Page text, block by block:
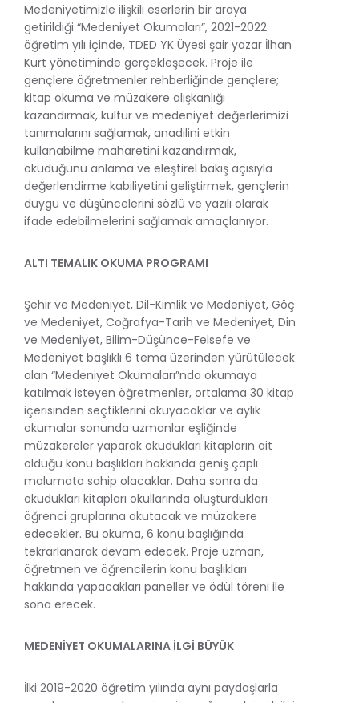
Medeniyetimizle ilişkili eserlerin bir araya
getirildiği “Medeniyet Okumaları”, 2021-2022
öğretim yılı içinde, TDED YK Üyesi şair yazar İlhan
Kurt yönetiminde gerçekleşecek. Proje ile
gençlere öğretmenler rehberliğinde gençlere;
kitap okuma ve müzakere alışkanlığı
kazandırmak, kültür ve medeniyet değerlerimizi
tanımalarını sağlamak, anadilini etkin
kullanabilme maharetini kazandırmak,
okuduğunu anlama ve eleştirel bakış açısıyla
değerlendirme kabiliyetini geliştirmek, gençlerin
duygu ve düşüncelerini sözlü ve yazılı olarak
ifade edebilmelerini sağlamak amaçlanıyor.
ALTI TEMALIK OKUMA PROGRAMI
Şehir ve Medeniyet, Dil-Kimlik ve Medeniyet, Göç
ve Medeniyet, Coğrafya-Tarih ve Medeniyet, Din
ve Medeniyet, Bilim-Düşünce-Felsefe ve
Medeniyet başlıklı 6 tema üzerinden yürütülecek
olan “Medeniyet Okumaları”nda okumaya
katılmak isteyen öğretmenler, ortalama 30 kitap
içerisinden seçtiklerini okuyacaklar ve aylık
okumalar sonunda uzmanlar eşliğinde
müzakereler yaparak okudukları kitapların ait
olduğu konu başlıkları hakkında geniş çaplı
malumata sahip olacaklar. Daha sonra da
okudukları kitapları okullarında oluşturdukları
öğrenci gruplarına okutacak ve müzakere
edecekler. Bu okuma, 6 konu başlığında
tekrarlanarak devam edecek. Proje uzman,
öğretmen ve öğrencilerin konu başlıkları
hakkında yapacakları paneller ve ödül töreni ile
sona erecek.
MEDENİYET OKUMALARINA İLGİ BÜYÜK
İlki 2019-2020 öğretim yılında aynı paydaşlarla